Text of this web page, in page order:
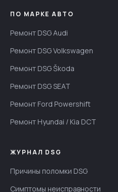
ПО МАРКЕ АВТО
Ремонт DSG Audi
Ремонт DSG Volkswagen
Ремонт DSG Škoda
Ремонт DSG SEAT
Ремонт Ford Powershift
Ремонт Hyundai / Kia DCT
ЖУРНАЛ DSG
Причины поломки DSG
Симптомы неисправности